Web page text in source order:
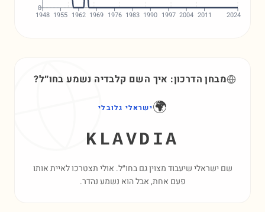
1948 1955 1962 1969 1976 1983 1990 1997 2004 2011 2024
0
מבחן הדרכון: איך השם קלבדיה נשמע בחו״ל?
🌍ישראלי גלובלי
KLAVDIA
שם ישראלי שיעבוד מצוין גם בחו״ל. אולי תצטרכו לאיית אותו
פעם אחת, אבל הוא נשמע נהדר.